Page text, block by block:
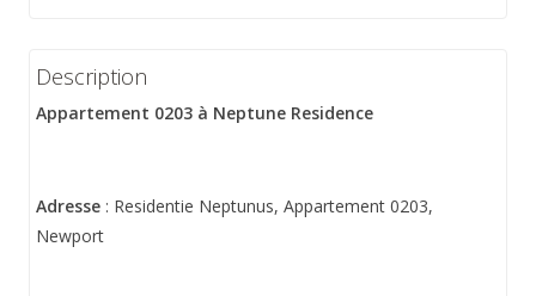
Description
Appartement 0203 à Neptune Residence
Adresse : Residentie Neptunus, Appartement 0203,
Newport